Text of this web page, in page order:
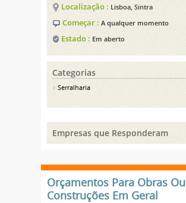
Localização : Lisboa, Sintra
Começar : A qualquer momento
Estado : Em aberto
Categorias
Serralharia
Empresas que Responderam
Orçamentos Para Obras Ou
Construções Em Geral